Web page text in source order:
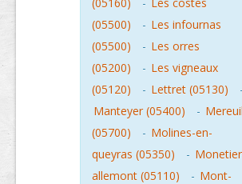
(05500)
- Les infournas
(05500)
- Les orres
(05200)
- Les vigneaux
(05120)
- Lettret (05130)
-
Manteyer (05400)
- Mereuil
(05700)
- Molines-en-
queyras (05350)
-
allemont (05110)
- Mont-